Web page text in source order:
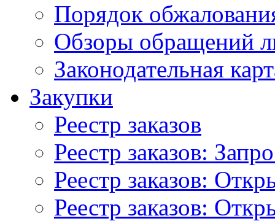
Порядок
Обзоры обращений
Законодательная
Закупки
Реестр заказов
Реестр заказов:
Реестр заказов:
Реестр заказов: